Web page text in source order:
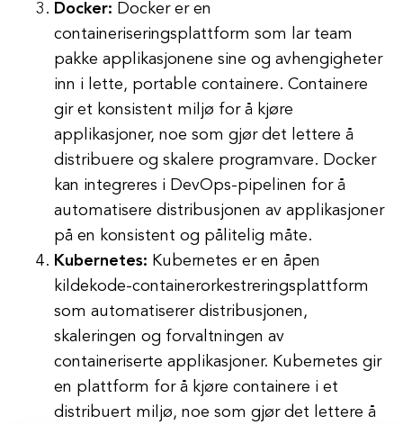
Docker: Docker er en
containeriseringsplattform som lar team
pakke applikasjonene sine og avhengigheter
inn i lette, portable containere. Containere
gir et konsistent miljø for å kjøre
applikasjoner, noe som gjør det lettere å
distribuere og skalere programvare. Docker
kan integreres i DevOps-pipelinen for å
automatisere distribusjonen av applikasjoner
på en konsistent og pålitelig måte.
Kubernetes: Kubernetes er en åpen
kildekode-containerorkestreringsplattform
som automatiserer distribusjonen,
skaleringen og forvaltningen av
containeriserte applikasjoner. Kubernetes gir
en plattform for å kjøre containere i et
distribuert miljø, noe som gjør det lettere å